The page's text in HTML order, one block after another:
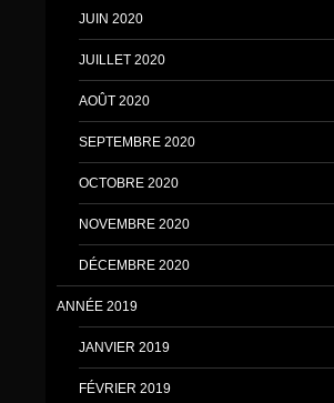
JUIN 2020
JUILLET 2020
AOÛT 2020
SEPTEMBRE 2020
OCTOBRE 2020
NOVEMBRE 2020
DÉCEMBRE 2020
ANNÉE 2019
JANVIER 2019
FÉVRIER 2019